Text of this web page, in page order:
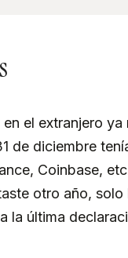
el extranjero ya
de diciembre
Coinbase,
otro año,
la última